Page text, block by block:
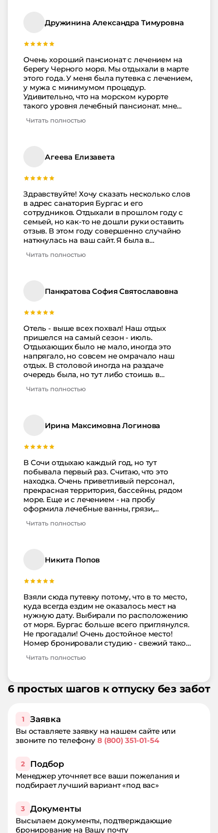
Дружинина Александра Тимуровна
Очень хороший пансионат с лечением на
берегу Черного моря. Мы отдыхали в марте
этого года. У меня была путевка с лечением,
у мужа с минимумом процедур.
Удивительно, что на морском курорте
такого уровня лечебный пансионат. мне
«позагорать». Мне врач назначал два вида
любимая процедуры, такой кайф после нее!
Потом посещала лимфодренажный массаж
отдыха в пансионате было мало людей, не
было очередей вообще - шикарное
обстоятельство! Еда вкусная, не маленькие
порции, голодными не оставались.
Работники кухни, да и остальной персонал -
не разочаровали, каждый выполняет свою
работу как надо. Из развлечений
понравился бассейн, который начинается в
здании, а заканчивается на улице -
Читать полностью
Агеева Елизавета
Здравствуйте! Хочу сказать несколько слов
в адрес санатория Бургас и его
сотрудников. Отдыхали в прошлом году с
семьей, но как-то не дошли руки оставить
отзыв. В этом году совершенно случайно
наткнулась на ваш сайт. Я была в
писать негативные отзывы. Может нам
Еда вкусная и разнообразная - без омаров и
мраморной говядины, но намного лучше,
убрано. Не знаю, как в прибрежных
корпусах, но в тех, что на территории только
и видно было, как девочки то там, то тут
моют. Нас пансионат очень понравился,
совершенно не согласна с низкими
оценками на счет него. наверное
конкуренты завидуют
Читать полностью
Панкратова София Святославовна
Отель - выше всех похвал! Наш отдых
пришелся на самый сезон - июль.
Отдыхающих было не мало, иногда это
напрягало, но совсем не омрачало наш
отдых. В столовой иногда на раздаче
очередь была, но тут либо стоишь в
осталось. Еду добавляли конечно, но стоять
просекли фишку - приходить как можно
раньше))). У нас был двухместный номер,
значит ухаживают за этим. из окон
потрясающий вид. Одним словом, классный
санаторий. Море - на расстоянии вытянутой
руки, тоже все чисто. За организацию и
обслуживание - 10 баллов из 5! За
санаторий плюсуем!
Читать полностью
Ирина Максимовна Логинова
В Сочи отдыхаю каждый год, но тут
побывала первый раз. Считаю, что это
находка. Очень приветливый персонал,
прекрасная территория, бассейны, рядом
море. Еще и с лечением - на пробу
оформила лечебные ванны, грязи,
восторг. На удивление, даже в ванном
сыростью. Очень хороший санаторий.
Обязательно приеду сюда еще раз, возьму
Благодарю от души за такое достойное
место!
Читать полностью
Никита Попов
Взяли сюда путевку потому, что в то место,
куда всегда ездим не оказалось мест на
нужную дату. Выбирали по расположению
от моря. Бургас больше всего приглянулся.
Не прогадали! Очень достойное место!
Номер бронировали студию - свежий такой
сказал прекрасное. Еда - тоже неплохо.
Читать полностью
6 простых шагов к отпуску без забот
1 Заявка
Вы оставляете заявку на нашем сайте или
звоните по телефону8 (800) 351-01-54
2 Подбор
Менеджер уточняет все ваши пожелания и
подбирает лучший вариант «под вас»
3 Документы
Высылаем документы, подтверждающие
бронирование на Вашу почту